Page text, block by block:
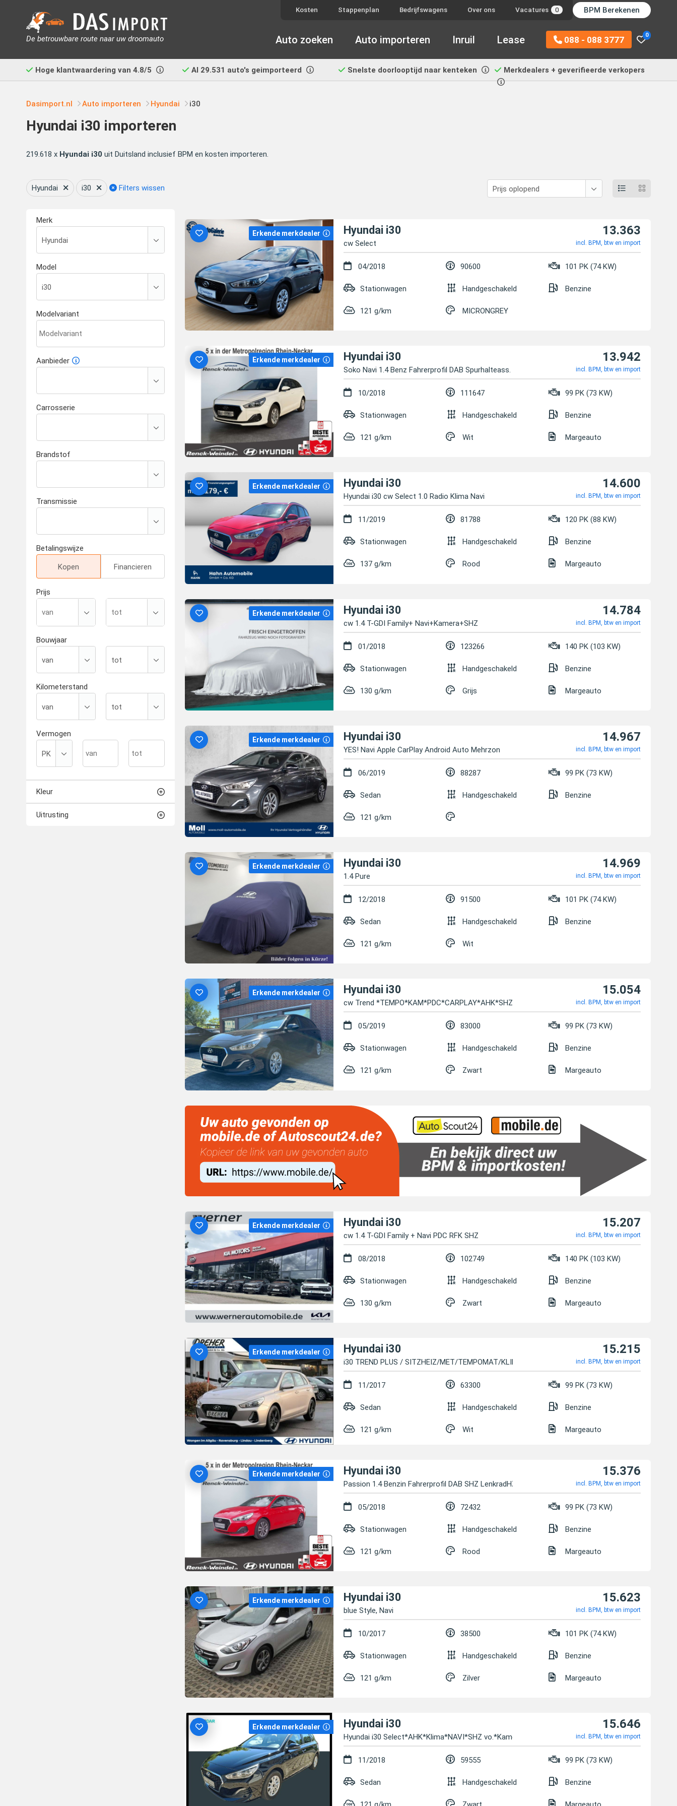
De betrouwbare route naar uw droomauto
Kosten Stappenplan Bedrijfswagens Over ons Vacatures 0 BPM Berekenen
0
088 - 088 3777
Auto zoeken Auto importeren Inruil Lease
Hoge klantwaardering van 4.8/5 Al 29.531 auto's geimporteerd Snelste doorlooptijd naar kenteken Merkdealers + geverifieerde verkopers
Dasimport.nl Auto importeren Hyundai i30
Hyundai i30 importeren
219.618 x Hyundai i30 uit Duitsland inclusief BPM en kosten importeren.
Hyundai i30 Filters wissen
Erkende merkdealer Hyundai i30
cw Select
13.363
incl. BPM, btw en import
04/2018 90600 101 PK (74 KW)
Stationwagen Handgeschakeld Benzine
121 g/km MICRONGREY
Erkende merkdealer Hyundai i30
Soko Navi 1.4 Benz Fahrerprofil DAB Spurhalteass.
13.942
incl. BPM, btw en import
10/2018 111647 99 PK (73 KW)
Stationwagen Handgeschakeld Benzine
121 g/km Wit Margeauto
Erkende merkdealer Hyundai i30
Hyundai i30 cw Select 1.0 Radio Klima Navi
14.600
incl. BPM, btw en import
11/2019 81788 120 PK (88 KW)
Stationwagen Handgeschakeld Benzine
137 g/km Rood Margeauto
Erkende merkdealer Hyundai i30
cw 1.4 T-GDI Family+ Navi+Kamera+SHZ
14.784
incl. BPM, btw en import
01/2018 123266 140 PK (103 KW)
Stationwagen Handgeschakeld Benzine
130 g/km Grijs Margeauto
Erkende merkdealer Hyundai i30
YES! Navi Apple CarPlay Android Auto Mehrzon
14.967
incl. BPM, btw en import
06/2019 88287 99 PK (73 KW)
Sedan Handgeschakeld Benzine
121 g/km
Erkende merkdealer Hyundai i30
1.4 Pure
14.969
incl. BPM, btw en import
12/2018 91500 101 PK (74 KW)
Sedan Handgeschakeld Benzine
121 g/km Wit
Erkende merkdealer Hyundai i30
cw Trend *TEMPO*KAM*PDC*CARPLAY*AHK*SHZ*
15.054
incl. BPM, btw en import
05/2019 83000 99 PK (73 KW)
Stationwagen Handgeschakeld Benzine
121 g/km Zwart Margeauto
Erkende merkdealer Hyundai i30
cw 1.4 T-GDI Family + Navi PDC RFK SHZ
15.207
incl. BPM, btw en import
08/2018 102749 140 PK (103 KW)
Stationwagen Handgeschakeld Benzine
130 g/km Zwart Margeauto
Erkende merkdealer Hyundai i30
i30 TREND PLUS / SITZHEIZ/MET/TEMPOMAT/KLIMA...
15.215
incl. BPM, btw en import
11/2017 63300 99 PK (73 KW)
Sedan Handgeschakeld Benzine
121 g/km Wit Margeauto
Erkende merkdealer Hyundai i30
Passion 1.4 Benzin Fahrerprofil DAB SHZ LenkradHZG
15.376
incl. BPM, btw en import
05/2018 72432 99 PK (73 KW)
Stationwagen Handgeschakeld Benzine
121 g/km Rood Margeauto
Erkende merkdealer Hyundai i30
blue Style, Navi
15.623
incl. BPM, btw en import
10/2017 38500 101 PK (74 KW)
Stationwagen Handgeschakeld Benzine
121 g/km Zilver Margeauto
Erkende merkdealer Hyundai i30
Hyundai i30 Select*AHK*Klima*NAVI*SHZ vo.*Kamera
15.646
incl. BPM, btw en import
11/2018 59555 99 PK (73 KW)
Sedan Handgeschakeld Benzine
Merk
Model
Modelvariant
Aanbieder
Carrosserie
Brandstof
Transmissie
Betalingswijze
Kopen Financieren
Prijs
Bouwjaar
Kilometerstand
Vermogen
Kleur
Uitrusting